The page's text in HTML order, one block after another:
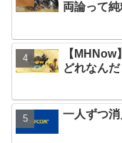
両論って
【
どれなんだ
一人ずつ